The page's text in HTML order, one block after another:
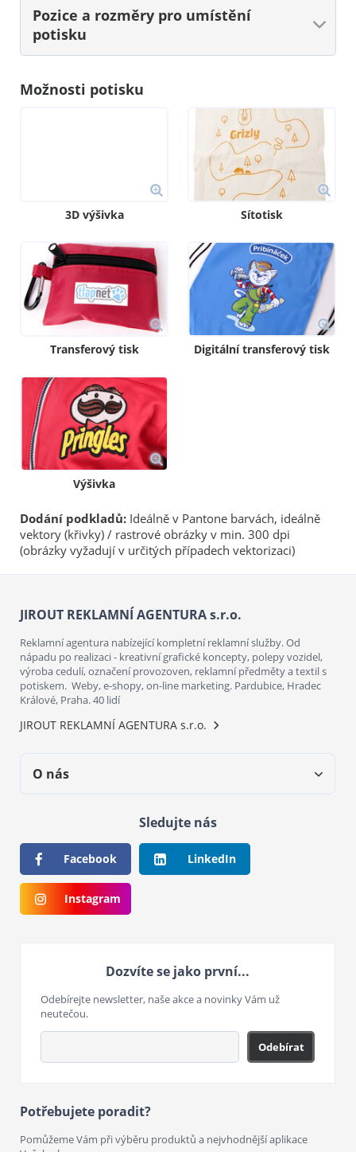
Pozice a rozměry pro umístění
potisku
Možnosti potisku
3D výšivka Sítotisk
Transferový tisk Digitální transferový tisk
Výšivka
Dodání podkladů: Ideálně v Pantone barvách, ideálně
vektory (křivky) / rastrové obrázky v min. 300 dpi
(obrázky vyžadují v určitých případech vektorizaci)
JIROUT REKLAMNÍ AGENTURA s.r.o.
Reklamní agentura nabízející kompletní reklamní služby. Od
nápadu po realizaci - kreativní grafické koncepty, polepy vozidel,
výroba cedulí, označení provozoven, reklamní předměty a textil s
potiskem. Weby, e-shopy, on-line marketing. Pardubice, Hradec
Králové, Praha. 40 lidí
JIROUT REKLAMNÍ AGENTURA s.r.o.
O nás
Sledujte nás
Facebook LinkedIn
Instagram
Dozvíte se jako první...
Odebírejte newsletter, naše akce a novinky Vám už
neutečou.
Odebírat
Potřebujete poradit?
Pomůžeme Vám při výběru produktů a nejvhodnější aplikace